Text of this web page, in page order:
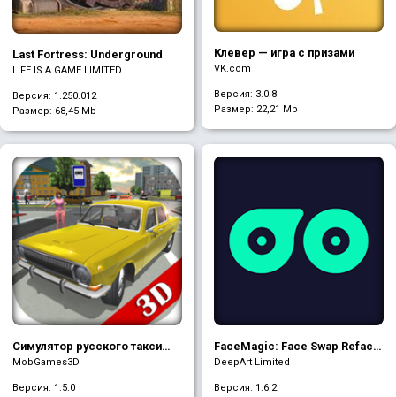
Last Fortress: Underground
LIFE IS A GAME LIMITED
Версия: 1.250.012
Размер: 68,45 Mb
Клевер — игра с призами
VK.com
Версия: 3.0.8
Размер: 22,21 Mb
Симулятор русского такси
2016
MobGames3D
Версия: 1.5.0
FaceMagic: Face Swap Reface
Videos
DeepArt Limited
Версия: 1.6.2